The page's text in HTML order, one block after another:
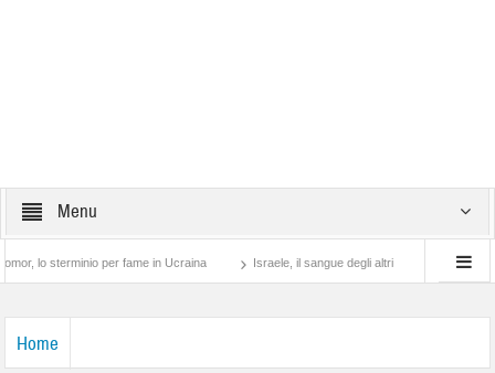
Menu
sterminio per fame in Ucraina Israele, il sangue degli altri Lotta di classe…
Home